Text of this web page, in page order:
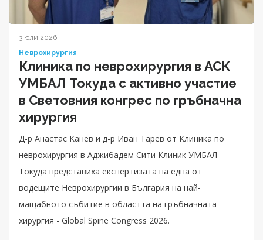
3 юли 2026
Неврохирургия
Клиника по неврохирургия в АСК
УМБАЛ Токуда с активно участие
в Световния конгрес по гръбначна
хирургия
Д-р Анастас Канев и д-р Иван Тарев от Клиника по
неврохирургия в Аджибадем Сити Клиник УМБАЛ
Токуда представиха експертизата на една от
водещите Неврохирургии в България на най-
мащабното събитие в областта на гръбначната
хирургия - Global Spine Congress 2026.